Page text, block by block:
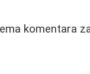
komentara